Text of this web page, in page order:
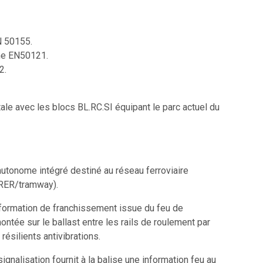
50155.
EN50121.
avec les blocs BL.RC.SI équipant le parc actuel du
intégré destiné au réseau ferroviaire
tramway).
de franchissement issue du feu de
sur le ballast entre les rails de roulement par
résilients antivibrations.
fournit à la balise une information feu au